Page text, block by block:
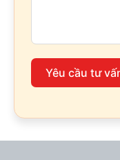
Yêu cầu tư